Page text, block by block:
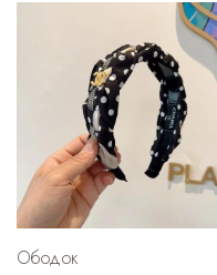
Ободок